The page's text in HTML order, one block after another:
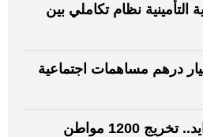
التأمينية نظام تكاملي بين
19.14 مليار درهم مساهمات اجتماعية
برعاية منصور بن زايد.. تخريج 1200 مواطن